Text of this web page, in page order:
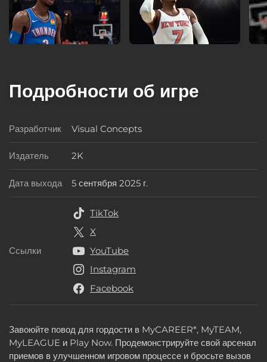
Подробности об игре
Завоюйте повод для гордости в MyCAREER*, MyTEAM,
MyLEAGUE и Play Now. Продемонстрируйте свой арсенал
приемов в улучшенном игровом процессе и бросьте вызов
Разработчик Разработчик
Visual Concepts
Издатель Издатель
2K
Дата выхода Дата выхода
5 сентября 2025 г.
Ссылки Ссылки
TikTok
X
YouTube
Instagram
Facebook